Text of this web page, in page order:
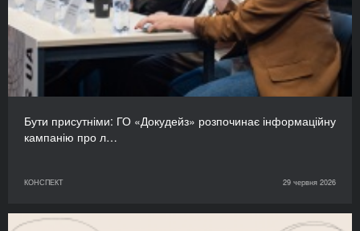
Бути присутніми: ГО «Докудейз» розпочинає інформаційну
кампанію про л…
КОНСПЕКТ 29 червня 2026